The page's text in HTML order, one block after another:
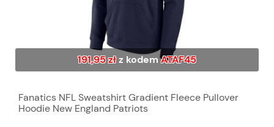
191,95 złz kodemATAF45
Fanatics NFL Sweatshirt Gradient Fleece Pullover
Hoodie New England Patriots